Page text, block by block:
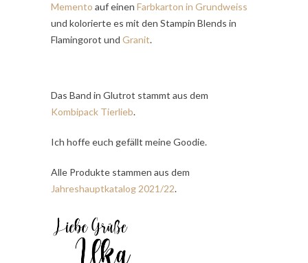
Memento auf einen Farbkarton in Grundweiss
und kolorierte es mit den Stampin Blends in
Flamingorot und Granit.
Das Band in Glutrot stammt aus dem
Kombipack Tierlieb.
Ich hoffe euch gefällt meine Goodie.
Alle Produkte stammen aus dem
Jahreshauptkatalog 2021/22.